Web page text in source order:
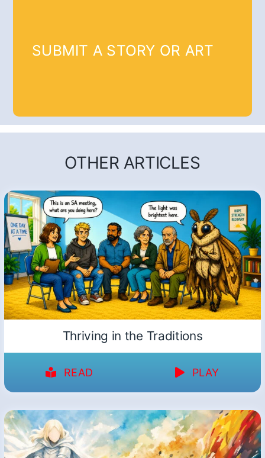
SUBMIT A STORY OR ART
OTHER ARTICLES
Thriving in the Traditions
READ PLAY